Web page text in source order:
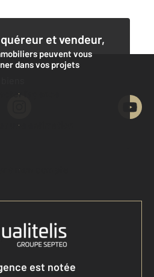
et vendeur,
peuvent vous
dans vos projets
l'agence
une estimation
à mon compte
est notée